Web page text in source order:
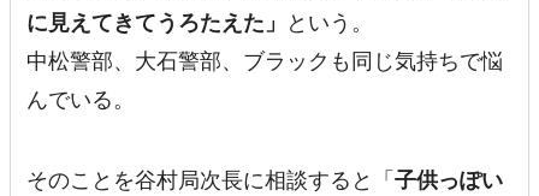
に見えてきてうろたえた」
という。
中松警部、大石警部、ブラックも同じ気持ちで悩
んでいる。
そのことを谷村局次長に相談すると「子供っぽい